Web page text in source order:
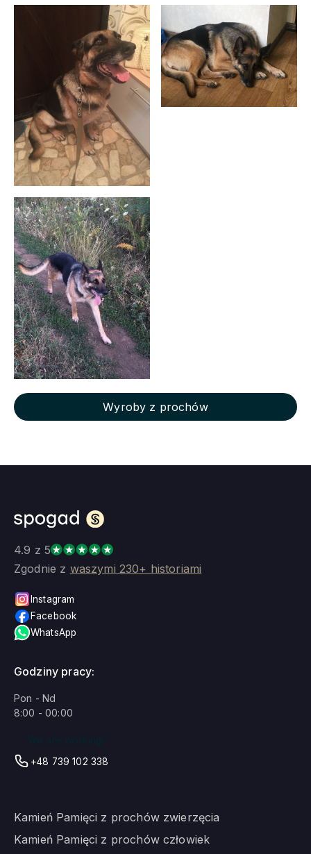
Wyroby z prochów
4.9 z 5
Zgodnie z waszymi 230+ historiami
Instagram
Facebook
WhatsApp
Kamień Pamięci z prochów zwierzęcia
Kamień Pamięci z prochów człowiek
Godziny pracy:
Pon - Nd
8:00 - 00:00
+48 739 102 338